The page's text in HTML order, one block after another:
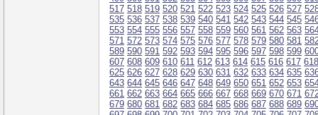
517 518 519 520 521 522 523 524 525 526 527
535 536 537 538 539 540 541 542 543 544 545
553 554 555 556 557 558 559 560 561 562 563
571 572 573 574 575 576 577 578 579 580 581
589 590 591 592 593 594 595 596 597 598 599
607 608 609 610 611 612 613 614 615 616 617 618
625 626 627 628 629 630 631 632 633 634 635
643 644 645 646 647 648 649 650 651 652 653
661 662 663 664 665 666 667 668 669 670 671
679 680 681 682 683 684 685 686 687 688 689